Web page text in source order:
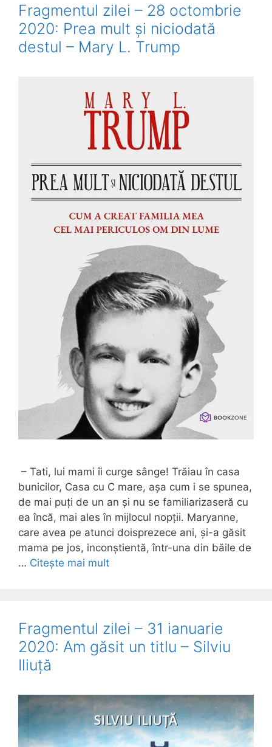
Fragmentul zilei – 28 octombrie
2020: Prea mult și niciodată
destul – Mary L. Trump
– Tati, lui mami îi curge sânge! Trăiau în casa
bunicilor, Casa cu C mare, așa cum i se spunea,
de mai puți de un an și nu se familiarizaseră cu
ea încă, mai ales în mijlocul nopții. Maryanne,
care avea pe atunci doisprezece ani, și-a găsit
mama pe jos, inconștientă, într-una din băile de
… Citește mai mult
Fragmentul zilei – 31 ianuarie
2020: Am găsit un titlu – Silviu
Iliuță